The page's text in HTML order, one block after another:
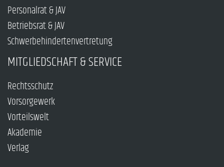
Personalrat & JAV
Betriebsrat & JAV
Schwerbehindertenvertretung
MITGLIEDSCHAFT & SERVICE
Rechtsschutz
Vorsorgewerk
Vorteilswelt
Akademie
Verlag